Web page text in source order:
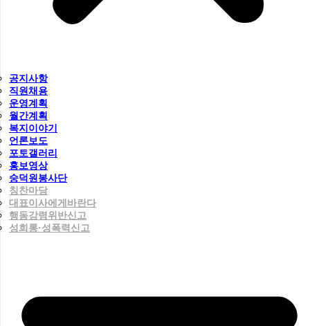
공지사항
직원채용
운영계획
월간계획
복지이야기
언론보도
포토갤러리
홍보영상
숭덕원봉사단
칭찬마당
대표이사에게바란다
행동강령위반신고
성희롱·성폭력신고